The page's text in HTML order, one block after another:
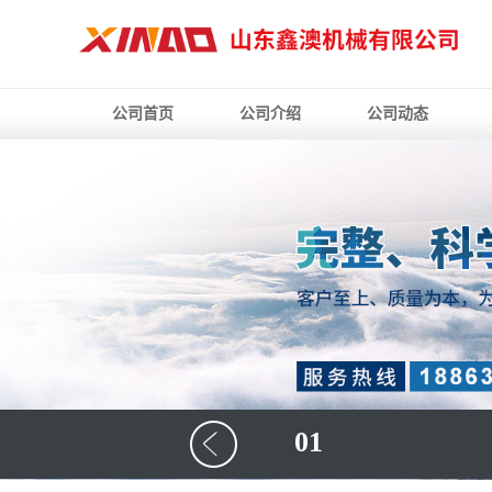
公司首页 公司介绍 公司动态
01